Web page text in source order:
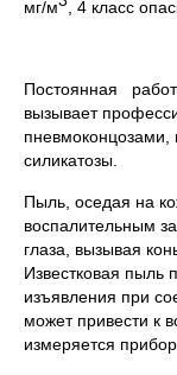
мг/м
, 4 класс
Постоянная
вызывает
пневмоконцозами,
Пыль, оседая на
воспалительным
глаза, вызывая
Известковая пыль
изъявления при
может привести к
измеряется